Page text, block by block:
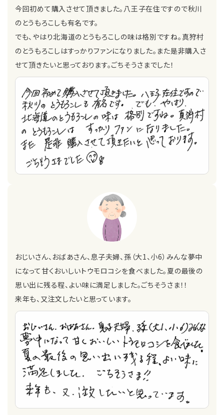
今回初めて購入させて頂きました。八王子在住ですので秋川
のとうもろこしも有名です。
でも、やはり北海道のとうもろこしの味は格別ですね。真狩村
のとうもろこしはすっかりファンになりました。また是非購入さ
せて頂きたいと思っております。ごちそうさまでした！
おじいさん、おばあさん、息子夫婦、孫（大1、小6）みんな夢中
になって甘くおいしいトウモロコシを食べました。夏の最後の
思い出に残る程、よい味に満足しました。ごちそうさま！！
来年も、又注文したいと思っています。